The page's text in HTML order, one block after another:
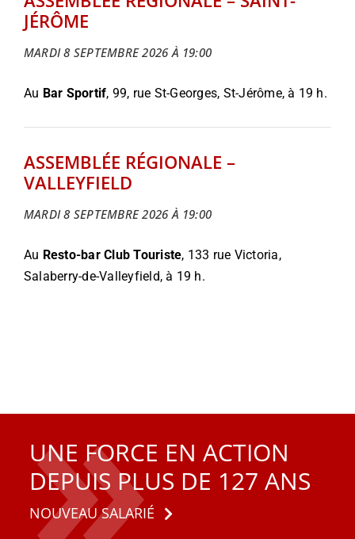
JÉRÔME
MARDI 8 SEPTEMBRE 2026 À 19:00
Au Bar Sportif, 99, rue St-Georges, St-Jérôme, à 19 h.
ASSEMBLÉE RÉGIONALE –
VALLEYFIELD
MARDI 8 SEPTEMBRE 2026 À 19:00
Au Resto-bar Club Touriste, 133 rue Victoria,
Salaberry-de-Valleyfield, à 19 h.
UNE FORCE EN ACTION
DEPUIS PLUS DE 127 ANS
NOUVEAU SALARIÉ